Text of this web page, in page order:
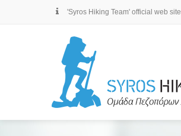
'Syros Hiking Team' official web site